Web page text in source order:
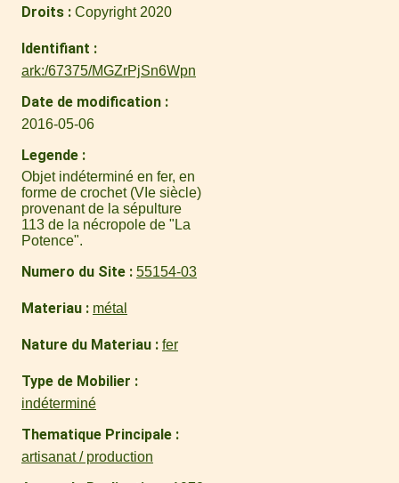
Droits Copyright 2020
Identifiant
ark:/67375/MGZrPjSn6Wpn
Date de modification
2016-05-06
Legende
Objet indéterminé en fer, en
forme de crochet (VIe siècle)
provenant de la sépulture
113 de la nécropole de "La
Potence".
Numero du Site 55154-03
Materiau métal
Nature du Materiau fer
Type de Mobilier
indéterminé
Thematique Principale
artisanat / production